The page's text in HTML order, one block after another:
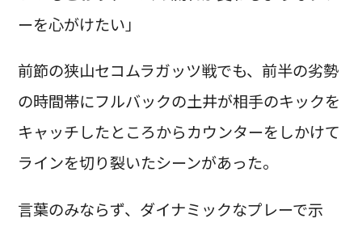
ーを心がけたい」
前節の狭山セコムラガッツ戦でも、前半の劣勢
の時間帯にフルバックの土井が相手のキックを
キャッチしたところからカウンターをしかけて
ラインを切り裂いたシーンがあった。
言葉のみならず、ダイナミックなプレーで示